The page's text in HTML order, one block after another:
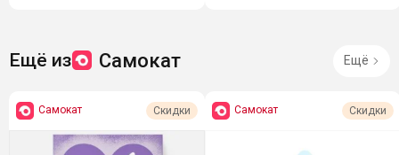
Ещё из Самокат Ещё
Самокат Скидки Самокат Скидки